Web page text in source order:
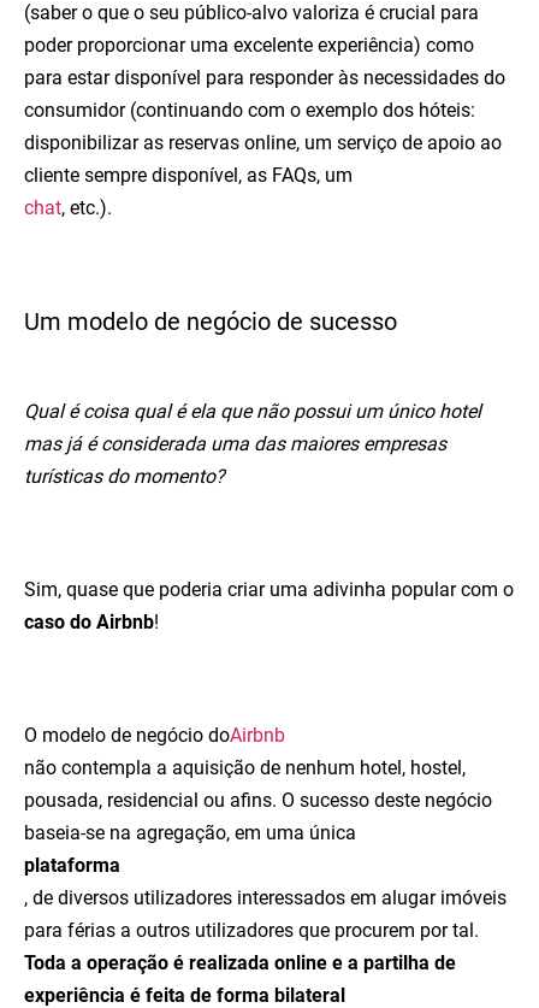
(saber o que o seu público-alvo valoriza é crucial para
poder proporcionar uma excelente experiência) como
para estar disponível para responder às necessidades do
consumidor (continuando com o exemplo dos hóteis:
disponibilizar as reservas online, um serviço de apoio ao
cliente sempre disponível, as FAQs, um
chat, etc.).
Um modelo de negócio de sucesso
Qual é coisa qual é ela que não possui um único hotel
mas já é considerada uma das maiores empresas
turísticas do momento?
Sim, quase que poderia criar uma adivinha popular com o
caso do Airbnb!
O modelo de negócio doAirbnb
não contempla a aquisição de nenhum hotel, hostel,
pousada, residencial ou afins. O sucesso deste negócio
baseia-se na agregação, em uma única
plataforma
, de diversos utilizadores interessados em alugar imóveis
para férias a outros utilizadores que procurem por tal.
Toda a operação é realizada online e a partilha de
experiência é feita de forma bilateral